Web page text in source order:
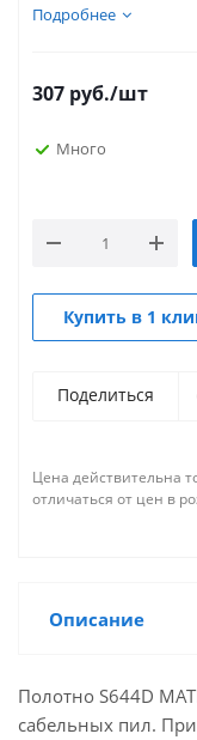
Подробнее
307 руб./шт
Много
Купить в 1
Поделиться
Цена действительна
отличаться от цен в
Описание
Полотно S644D
сабельных пил.